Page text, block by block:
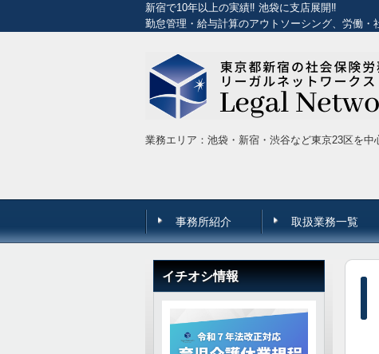
新宿で10年以上の実績‼ 池袋に支店展開‼
勤怠管理・給与計算のアウトソーシング、労働
業務エリア：池袋・新宿・渋谷など東京23区を中
事務所紹介 取扱業務一覧
イチオシ情報